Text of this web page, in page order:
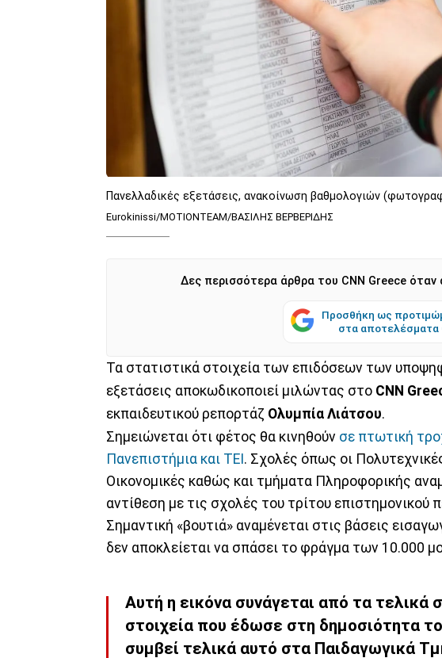
Πανελλαδικές εξετάσεις, ανακοίνωση βαθμολογιών
Eurokinissi/ΜΟΤΙΟΝΤΕΑΜ/ΒΑΣΙΛΗΣ ΒΕΡΒΕΡΙΔΗΣ
Δες περισσότερα άρθρα του CNN Greece όταν
Προσθήκη ως
στα αποτελέσματα
Τα στατιστικά στοιχεία των επιδόσεων των
εξετάσεις αποκωδικοποιεί μιλώντας στο CNN
εκπαιδευτικού ρεπορτάζ Ολυμπία Λιάτσου.
Σημειώνεται ότι φέτος θα κινηθούν σε πτωτική
Πανεπιστήμια και ΤΕΙ. Σχολές όπως οι
Οικονομικές καθώς και τμήματα Πληροφορικής
αντίθεση με τις σχολές του τρίτου επιστημονικού
Σημαντική «βουτιά» αναμένεται στις βάσεις
δεν αποκλείεται να σπάσει το φράγμα των 10.000
Αυτή η εικόνα συνάγεται από τα τελικά
στοιχεία που έδωσε στη δημοσιότητα
συμβεί τελικά αυτό στα Παιδαγωγικά